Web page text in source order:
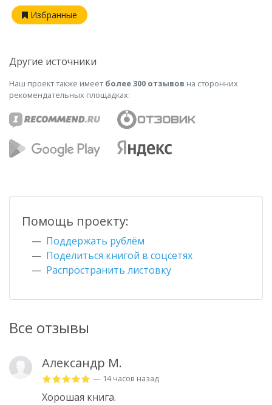
Все отзывы
Александр М.
— 14 часов назад
Хорошая книга.
Избранные
Другие источники
Наш проект также имеетболее 300 отзывов на сторонних
рекомендательных площадках:
Помощь проекту:
Поддержать рублём
Поделиться книгой в соцсетях
Распространить листовку